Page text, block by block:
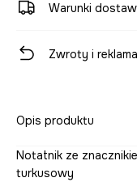
Warunki
Zwroty i
Opis produktu
Notatnik ze
turkusowy